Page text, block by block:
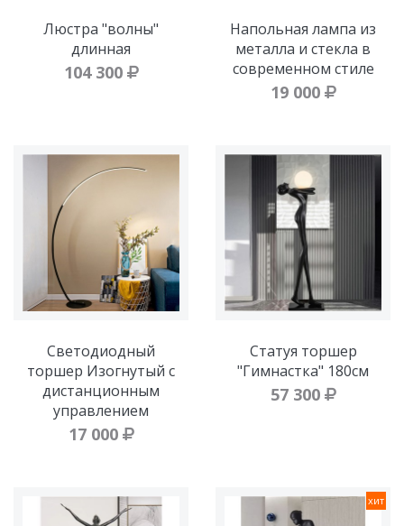
Люстра "волны"
длинная
104 300
Напольная лампа из
металла и стекла в
современном стиле
19 000
Светодиодный
торшер Изогнутый с
дистанционным
управлением
17 000
Статуя торшер
"Гимнастка" 180см
57 300
хит